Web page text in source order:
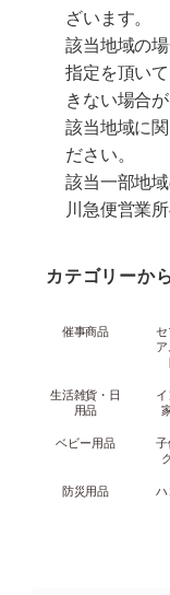
ざいます。
該当地域の
指定を頂い
きない場合
該当地域に関
ださい。
該当一部地
川急便営業
カテゴリーか
催事商品
セ
生活雑貨・日
用品
ベビー用品
子
防災用品 ハ